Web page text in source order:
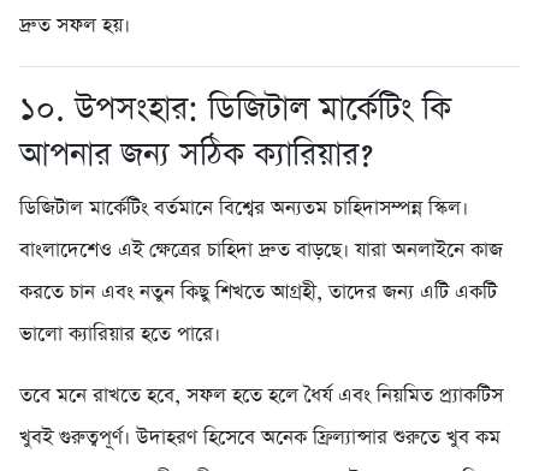
দ্রুত সফল হয়।
১০. উপসংহার: ডিজিটাল মার্কেটিং কি
আপনার জন্য সঠিক ক্যারিয়ার?
ডিজিটাল মার্কেটিং বর্তমানে বিশ্বের অন্যতম চাহিদাসম্পন্ন স্কিল।
বাংলাদেশেও এই ক্ষেত্রের চাহিদা দ্রুত বাড়ছে। যারা অনলাইনে কাজ
করতে চান এবং নতুন কিছু শিখতে আগ্রহী, তাদের জন্য এটি একটি
ভালো ক্যারিয়ার হতে পারে।
তবে মনে রাখতে হবে, সফল হতে হলে ধৈর্য এবং নিয়মিত প্র্যাকটিস
খুবই গুরুত্বপূর্ণ। উদাহরণ হিসেবে অনেক ফ্রিল্যান্সার শুরুতে খুব কম